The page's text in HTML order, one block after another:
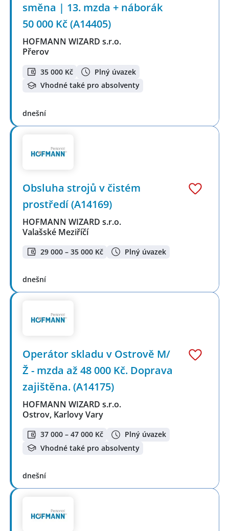
směna | 13. mzda + náborák
50 000 Kč (A14405)
HOFMANN WIZARD s.r.o.
Přerov
35 000 Kč
Plný úvazek
Vhodné také pro absolventy
dnešní
Obsluha strojů v čistém
prostředí (A14169)
HOFMANN WIZARD s.r.o.
Valašské Meziříčí
29 000 – 35 000 Kč Plný úvazek
dnešní
Operátor skladu v Ostrově M/
Ž - mzda až 48 000 Kč. Doprava
zajištěna. (A14175)
HOFMANN WIZARD s.r.o.
Ostrov, Karlovy Vary
37 000 – 47 000 Kč
Plný úvazek
Vhodné také pro absolventy
dnešní